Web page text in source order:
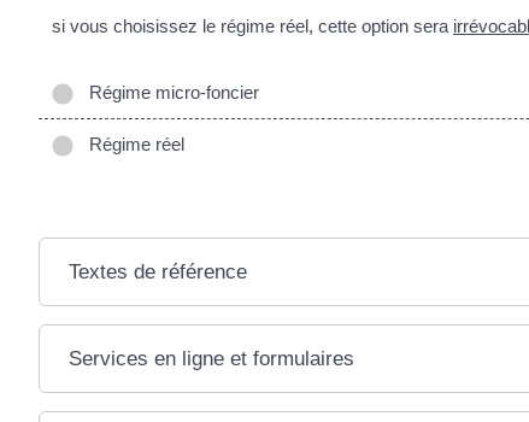
si vous choisissez le régime réel, cette option sera
Régime micro-foncier
Régime réel
Textes de référence
Services en ligne et formulaires